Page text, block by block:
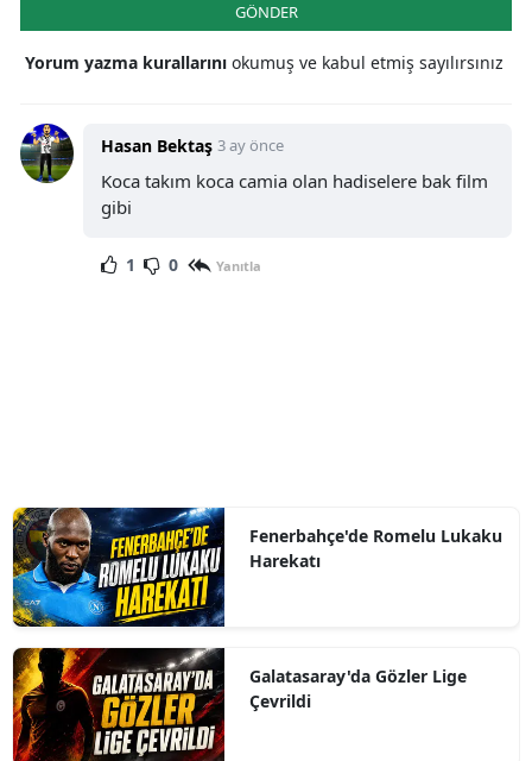
GÖNDER
Yorum yazma kurallarını okumuş ve kabul etmiş sayılırsınız
Hasan Bektaş 3 ay önce
Koca takım koca camia olan hadiselere bak film
gibi
1 0 Yanıtla
Fenerbahçe'de Romelu Lukaku
Harekatı
Galatasaray'da Gözler Lige
Çevrildi